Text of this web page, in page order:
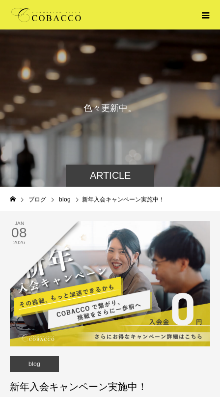
ARTICLE
色々 更新中。
ブログ blog 新年入会キャンペーン実施中！
JAN
08
2026
blog
新年入会キャンペーン実施中！